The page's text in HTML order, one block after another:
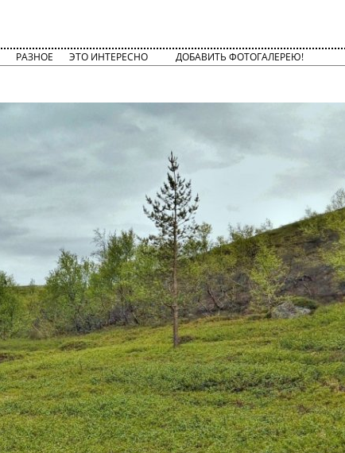
РАЗНОЕ ЭТО ИНТЕРЕСНО ДОБАВИТЬ ФОТОГАЛЕРЕЮ!